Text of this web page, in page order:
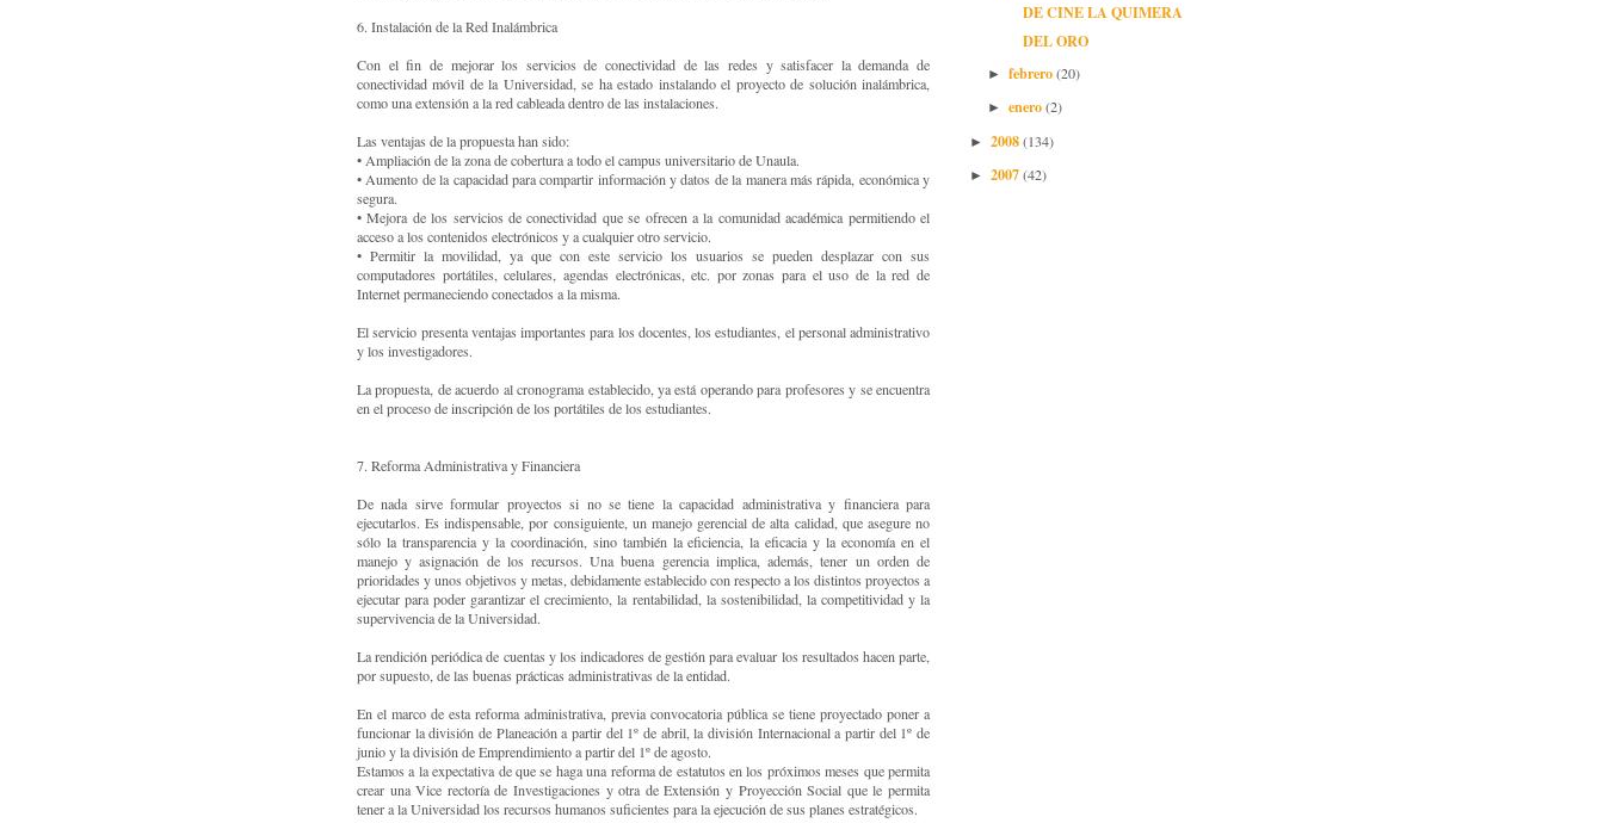
6. Instalación de la Red Inalámbrica
Con el fin de mejorar los servicios de conectividad de las redes y satisfacer la demanda de
conectividad móvil de la Universidad, se ha estado instalando el proyecto de solución inalámbrica,
como una extensión a la red cableada dentro de las instalaciones.
Las ventajas de la propuesta han sido:
• Ampliación de la zona de cobertura a todo el campus universitario de Unaula.
• Aumento de la capacidad para compartir información y datos de la manera más rápida, económica y
segura.
• Mejora de los servicios de conectividad que se ofrecen a la comunidad académica permitiendo el
acceso a los contenidos electrónicos y a cualquier otro servicio.
• Permitir la movilidad, ya que con este servicio los usuarios se pueden desplazar con sus
computadores portátiles, celulares, agendas electrónicas, etc. por zonas para el uso de la red de
Internet permaneciendo conectados a la misma.
El servicio presenta ventajas importantes para los docentes, los estudiantes, el personal administrativo
y los investigadores.
La propuesta, de acuerdo al cronograma establecido, ya está operando para profesores y se encuentra
en el proceso de inscripción de los portátiles de los estudiantes.
7. Reforma Administrativa y Financiera
De nada sirve formular proyectos si no se tiene la capacidad administrativa y financiera para
ejecutarlos. Es indispensable, por consiguiente, un manejo gerencial de alta calidad, que asegure no
sólo la transparencia y la coordinación, sino también la eficiencia, la eficacia y la economía en el
manejo y asignación de los recursos. Una buena gerencia implica, además, tener un orden de
prioridades y unos objetivos y metas, debidamente establecido con respecto a los distintos proyectos a
ejecutar para poder garantizar el crecimiento, la rentabilidad, la sostenibilidad, la competitividad y la
supervivencia de la Universidad.
La rendición periódica de cuentas y los indicadores de gestión para evaluar los resultados hacen parte,
por supuesto, de las buenas prácticas administrativas de la entidad.
En el marco de esta reforma administrativa, previa convocatoria pública se tiene proyectado poner a
funcionar la división de Planeación a partir del 1º de abril, la división Internacional a partir del 1º de
junio y la división de Emprendimiento a partir del 1º de agosto.
Estamos a la expectativa de que se haga una reforma de estatutos en los próximos meses que permita
crear una Vice rectoría de Investigaciones y otra de Extensión y Proyección Social que le permita
tener a la Universidad los recursos humanos suficientes para la ejecución de sus planes estratégicos.
DE CINE LA QUIMERA
DEL ORO
► febrero(20)
► enero(2)
► 2008(134)
► 2007(42)